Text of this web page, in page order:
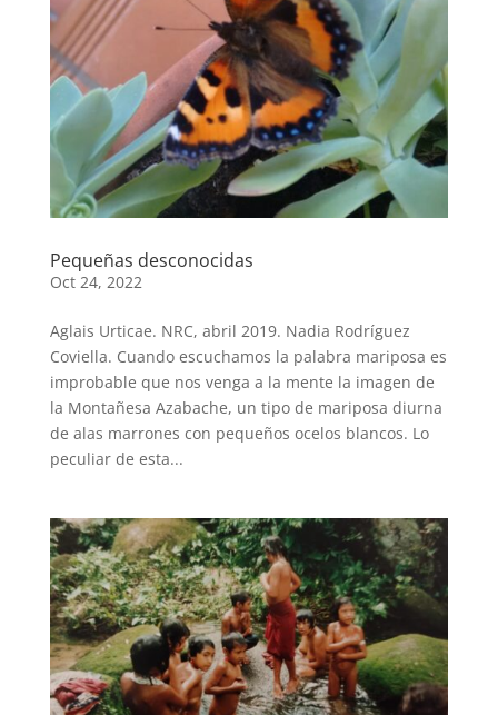
Pequeñas desconocidas
Oct 24, 2022
Aglais Urticae. NRC, abril 2019. Nadia Rodríguez
Coviella. Cuando escuchamos la palabra mariposa es
improbable que nos venga a la mente la imagen de
la Montañesa Azabache, un tipo de mariposa diurna
de alas marrones con pequeños ocelos blancos. Lo
peculiar de esta...